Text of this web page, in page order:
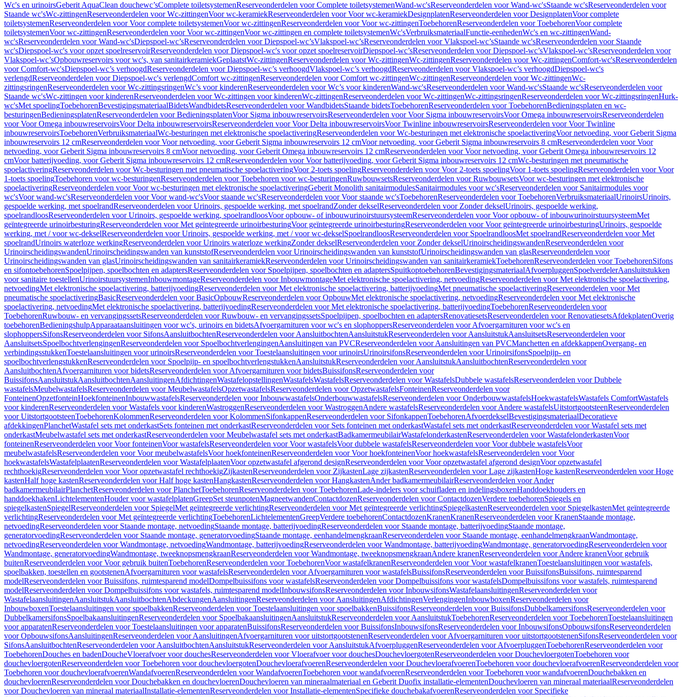
Wc's en urinoirsGeberit AquaClean douchewc’sComplete toiletsystemenReserveonderdelen voor Complete toiletsystemenWand-wc'sReserveonderdelen voor Wand-wc'sStaande wc'sReserveonderdelen voor
Staande wc'sWc-zittingenReserveonderdelen voor Wc-zittingenVoor wc-keramiekReserveonderdelen voor Voor wc-keramiekDesignplatenReserveonderdelen voor DesignplatenVoor complete
toiletsystemenReserveonderdelen voor Voor complete toiletsystemenVoor wc-zittingenReserveonderdelen voor Voor wc-zittingenToebehorenReserveonderdelen voor ToebehorenVoor complete
toiletsystemenVoor wc-zittingenReserveonderdelen voor Voor wc-zittingenVoor wc-zittingen en complete toiletsystemenWc'sVerbruiksmateriaalFunctie-eenhedenWc's en wc-zittingenWand-
wc'sReserveonderdelen voor Wand-wc'sDiepspoel-wc’sReserveonderdelen voor Diepspoel-wc’sVlakspoel-wc’sReserveonderdelen voor Vlakspoel-wc’sStaande wc'sReserveonderdelen voor Staande
wc'sDiepspoel-wc's voor opzet spoelreservoirReserveonderdelen voor Diepspoel-wc's voor opzet spoelreservoirDiepspoel-wc’sReserveonderdelen voor Diepspoel-wc’sVlakspoel-wc’sReserveonderdelen voor
Vlakspoel-wc’sOpbouwreservoirs voor wc's, van sanitairkeramiekGeplaatstWc-zittingenReserveonderdelen voor Wc-zittingenWc-zittingenReserveonderdelen voor Wc-zittingenComfort-wc'sReserveonderdelen
voor Comfort-wc'sDiepspoel-wc’s verhoogdReserveonderdelen voor Diepspoel-wc’s verhoogdVlakspoel-wc’s verhoogdReserveonderdelen voor Vlakspoel-wc’s verhoogdDiepspoel-wc's
verlengdReserveonderdelen voor Diepspoel-wc's verlengdComfort wc-zittingenReserveonderdelen voor Comfort wc-zittingenWc-zittingenReserveonderdelen voor Wc-zittingenWc-
zittingsringenReserveonderdelen voor Wc-zittingsringenWc’s voor kinderenReserveonderdelen voor Wc’s voor kinderenWand-wc'sReserveonderdelen voor Wand-wc'sStaande wc'sReserveonderdelen voor
Staande wc'sWc-zittingen voor kinderenReserveonderdelen voor Wc-zittingen voor kinderenWc-zittingenReserveonderdelen voor Wc-zittingenWc-zittingsringenReserveonderdelen voor Wc-zittingsringenHurk-
wc'sMet spoelingToebehorenBevestigingsmateriaalBidetsWandbidetsReserveonderdelen voor WandbidetsStaande bidetsToebehorenReserveonderdelen voor ToebehorenBedieningsplaten en wc-
besturingenBedieningsplatenReserveonderdelen voor BedieningsplatenVoor Sigma inbouwreservoirsReserveonderdelen voor Voor Sigma inbouwreservoirsVoor Omega inbouwreservoirsReserveonderdelen
voor Voor Omega inbouwreservoirsVoor Delta inbouwreservoirsReserveonderdelen voor Voor Delta inbouwreservoirsVoor Twinline inbouwreservoirsReserveonderdelen voor Voor Twinline
inbouwreservoirsToebehorenVerbruiksmateriaalWc-besturingen met elektronische spoelactiveringReserveonderdelen voor Wc-besturingen met elektronische spoelactiveringVoor netvoeding, voor Geberit Sigma
inbouwreservoirs 12 cmReserveonderdelen voor Voor netvoeding, voor Geberit Sigma inbouwreservoirs 12 cmVoor netvoeding, voor Geberit Sigma inbouwreservoirs 8 cmReserveonderdelen voor Voor
netvoeding, voor Geberit Sigma inbouwreservoirs 8 cmVoor netvoeding, voor Geberit Omega inbouwreservoirs 12 cmReserveonderdelen voor Voor netvoeding, voor Geberit Omega inbouwreservoirs 12
cmVoor batterijvoeding, voor Geberit Sigma inbouwreservoirs 12 cmReserveonderdelen voor Voor batterijvoeding, voor Geberit Sigma inbouwreservoirs 12 cmWc-besturingen met pneumatische
spoelactiveringReserveonderdelen voor Wc-besturingen met pneumatische spoelactiveringVoor 2-toets spoelingReserveonderdelen voor Voor 2-toets spoelingVoor 1-toets spoelingReserveonderdelen voor Voor
1-toets spoelingToebehoren voor wc-besturingenReserveonderdelen voor Toebehoren voor wc-besturingenRuwbouwsetsReserveonderdelen voor RuwbouwsetsVoor wc-besturingen met elektronische
spoelactiveringReserveonderdelen voor Voor wc-besturingen met elektronische spoelactiveringGeberit Monolith sanitairmodulesSanitairmodules voor wc'sReserveonderdelen voor Sanitairmodules voor
wc'sVoor wand-wc'sReserveonderdelen voor Voor wand-wc'sVoor staande wc'sReserveonderdelen voor Voor staande wc'sToebehorenReserveonderdelen voor ToebehorenVerbruiksmateriaalUrinoirsUrinoirs,
gespoelde werking, met spoelrandReserveonderdelen voor Urinoirs, gespoelde werking, met spoelrandZonder dekselReserveonderdelen voor Zonder dekselUrinoirs, gespoelde werking,
spoelrandloosReserveonderdelen voor Urinoirs, gespoelde werking, spoelrandloosVoor opbouw- of inbouwurinoirstuursysteemReserveonderdelen voor Voor opbouw- of inbouwurinoirstuursysteemMet
geïntegreerde urinoirbesturingReserveonderdelen voor Met geïntegreerde urinoirbesturingVoor geïntegreerde urinoirbesturingReserveonderdelen voor Voor geïntegreerde urinoirbesturingUrinoirs, gespoelde
werking, met / voor wc-dekselReserveonderdelen voor Urinoirs, gespoelde werking, met / voor wc-dekselSpoelrandloosReserveonderdelen voor SpoelrandloosMet spoelrandReserveonderdelen voor Met
spoelrandUrinoirs waterloze werkingReserveonderdelen voor Urinoirs waterloze werkingZonder dekselReserveonderdelen voor Zonder dekselUrinoirscheidingswandenReserveonderdelen voor
UrinoirscheidingswandenUrinoirscheidingswanden van kunststofReserveonderdelen voor Urinoirscheidingswanden van kunststofUrinoirscheidingswanden van glasReserveonderdelen voor
Urinoirscheidingswanden van glasUrinoirscheidingswanden van sanitairkeramiekReserveonderdelen voor Urinoirscheidingswanden van sanitairkeramiekToebehorenReserveonderdelen voor ToebehorenSifons
en sifontoebehorenSpoelpijpen, spoelbochten en adaptersReserveonderdelen voor Spoelpijpen, spoelbochten en adaptersSpuitkoptoebehorenBevestigingsmateriaalAfvoerpluggenSpoelverdelerAansluitstukken
voor sanitaire toestellenUrinoirstuursystemenInbouwmontageReserveonderdelen voor InbouwmontageMet elektronische spoelactivering, netvoedingReserveonderdelen voor Met elektronische spoelactivering,
netvoedingMet elektronische spoelactivering, batterijvoedingReserveonderdelen voor Met elektronische spoelactivering, batterijvoedingMet pneumatische spoelactiveringReserveonderdelen voor Met
pneumatische spoelactiveringBasicReserveonderdelen voor BasicOpbouwReserveonderdelen voor OpbouwMet elektronische spoelactivering, netvoedingReserveonderdelen voor Met elektronische
spoelactivering, netvoedingMet elektronische spoelactivering, batterijvoedingReserveonderdelen voor Met elektronische spoelactivering, batterijvoedingToebehorenReserveonderdelen voor
ToebehorenRuwbouw- en vervangingssetsReserveonderdelen voor Ruwbouw- en vervangingssetsSpoelpijpen, spoelbochten en adaptersRenovatiesetsReserveonderdelen voor RenovatiesetsAfdekplatenOverig
toebehorenBedieningshulpApparaataansluitingen voor wc's, urinoirs en bidetsAfvoergarnituren voor wc's en slophoppersReserveonderdelen voor Afvoergarnituren voor wc's en
slophoppersSifonsReserveonderdelen voor SifonsAansluitbochtenReserveonderdelen voor AansluitbochtenAansluitstukReserveonderdelen voor AansluitstukAansluitsetsReserveonderdelen voor
AansluitsetsSpoelbochtverlengingenReserveonderdelen voor SpoelbochtverlengingenAansluitingen van PVCReserveonderdelen voor Aansluitingen van PVCManchetten en afdekkappenOvergang- en
verbindingsstukkenToestelaansluitingen voor urinoirsReserveonderdelen voor Toestelaansluitingen voor urinoirsUrinoirsifonsReserveonderdelen voor UrinoirsifonsSpoelpijp- en
spoelbochtverlengstukkenReserveonderdelen voor Spoelpijp- en spoelbochtverlengstukkenAansluitstukReserveonderdelen voor AansluitstukAansluitbochtenReserveonderdelen voor
AansluitbochtenAfvoergarnituren voor bidetsReserveonderdelen voor Afvoergarnituren voor bidetsBuissifonsReserveonderdelen voor
BuissifonsAansluitstukAansluitbochtenAansluitingenAfdichtingenWastafelopstellingenWastafelsWastafelsReserveonderdelen voor WastafelsDubbele wastafelsReserveonderdelen voor Dubbele
wastafelsMeubelwastafelsReserveonderdelen voor MeubelwastafelsOpzetwastafelsReserveonderdelen voor OpzetwastafelsFonteinenReserveonderdelen voor
FonteinenOpzetfonteinHoekfonteinenInbouwwastafelsReserveonderdelen voor InbouwwastafelsOnderbouwwastafelsReserveonderdelen voor OnderbouwwastafelsHoekwastafelsWastafels ComfortWastafels
voor kinderenReserveonderdelen voor Wastafels voor kinderenWastroggenReserveonderdelen voor WastroggenAndere wastafelsReserveonderdelen voor Andere wastafelsUitstortgootsteenReserveonderdelen
voor UitstortgootsteenToebehorenKolommenReserveonderdelen voor KolommenSifonkappenReserveonderdelen voor SifonkappenToebehorenAfvoerdekselBevestigingsmateriaalDecoratieve
afdekkingenPlanchetWastafel sets met onderkastSets fonteinen met onderkastReserveonderdelen voor Sets fonteinen met onderkastWastafel sets met onderkastReserveonderdelen voor Wastafel sets met
onderkastMeubelwastafel sets met onderkastReserveonderdelen voor Meubelwastafel sets met onderkastBadkamermeubilairWastafelonderkastenReserveonderdelen voor WastafelonderkastenVoor
fonteinenReserveonderdelen voor Voor fonteinenVoor wastafelsReserveonderdelen voor Voor wastafelsVoor dubbele wastafelsReserveonderdelen voor Voor dubbele wastafelsVoor
meubelwastafelsReserveonderdelen voor Voor meubelwastafelsVoor hoekfonteinenReserveonderdelen voor Voor hoekfonteinenVoor hoekwastafelsReserveonderdelen voor Voor
hoekwastafelsWastafelplaatenReserveonderdelen voor WastafelplaatenVoor opzetwastafel afgerond designReserveonderdelen voor Voor opzetwastafel afgerond designVoor opzetwastafel
rechthoekigReserveonderdelen voor Voor opzetwastafel rechthoekigZijkastenReserveonderdelen voor ZijkastenLage zijkastenReserveonderdelen voor Lage zijkastenHoge kastenReserveonderdelen voor Hoge
kastenHalf hoge kastenReserveonderdelen voor Half hoge kastenHangkastenReserveonderdelen voor HangkastenAnder badkamermeubilairReserveonderdelen voor Ander
badkamermeubilairPlanchetReserveonderdelen voor PlanchetToebehorenReserveonderdelen voor ToebehorenLade-indelers voor schuifladen en indelingsboxenHanddoekhouders en
handdoekhakenLichtelementenHouder voor wastafelplatenGreepSet steunpotenMagneetwandenContactdozenReserveonderdelen voor ContactdozenVerdere toebehorenSpiegels en
spiegelkastenSpiegelReserveonderdelen voor SpiegelMet geïntegreerde verlichtingReserveonderdelen voor Met geïntegreerde verlichtingSpiegelkastenReserveonderdelen voor SpiegelkastenMet geïntegreerde
verlichtingReserveonderdelen voor Met geïntegreerde verlichtingToebehorenLichtelementenGreepVerdere toebehorenContactdozenKranenKranenReserveonderdelen voor KranenStaande montage,
netvoedingReserveonderdelen voor Staande montage, netvoedingStaande montage, batterijvoedingReserveonderdelen voor Staande montage, batterijvoedingStaande montage,
generatorvoedingReserveonderdelen voor Staande montage, generatorvoedingStaande montage, eenhandelmengkraanReserveonderdelen voor Staande montage, eenhandelmengkraanWandmontage,
netvoedingReserveonderdelen voor Wandmontage, netvoedingWandmontage, batterijvoedingReserveonderdelen voor Wandmontage, batterijvoedingWandmontage, generatorvoedingReserveonderdelen voor
Wandmontage, generatorvoedingWandmontage, tweeknopsmengkraanReserveonderdelen voor Wandmontage, tweeknopsmengkraanAndere kranenReserveonderdelen voor Andere kranenVoor gebruik
buitenReserveonderdelen voor Voor gebruik buitenToebehorenReserveonderdelen voor ToebehorenVoor wastafelkranenReserveonderdelen voor Voor wastafelkranenToestelaansluitingen voor wastafels,
spoelbakken, toestellen en gootstenenAfvoergarnituren voor wastafelsReserveonderdelen voor Afvoergarnituren voor wastafelsBuissifonsReserveonderdelen voor BuissifonsBuissifons, ruimtesparend
modelReserveonderdelen voor Buissifons, ruimtesparend modelDompelbuissifons voor wastafelsReserveonderdelen voor Dompelbuissifons voor wastafelsDompelbuissifons voor wastafels, ruimtesparend
modelReserveonderdelen voor Dompelbuissifons voor wastafels, ruimtesparend modelInbouwsifonsReserveonderdelen voor InbouwsifonsWastafelaansluitingenReserveonderdelen voor
WastafelaansluitingenAansluitstukAansluitbochtenAbdeckungenAansluitingenReserveonderdelen voor AansluitingenAfdichtingenVerlengingenInbouwboxenReserveonderdelen voor
InbouwboxenToestelaansluitingen voor spoelbakkenReserveonderdelen voor Toestelaansluitingen voor spoelbakkenBuissifonsReserveonderdelen voor BuissifonsDubbelkamersifonsReserveonderdelen voor
DubbelkamersifonsSpoelbakaansluitingenReserveonderdelen voor SpoelbakaansluitingenAansluitstukReserveonderdelen voor AansluitstukToebehorenReserveonderdelen voor ToebehorenToestelaansluitingen
voor apparatenReserveonderdelen voor Toestelaansluitingen voor apparatenBuissifonsReserveonderdelen voor BuissifonsInbouwsifonsReserveonderdelen voor InbouwsifonsOpbouwsifonsReserveonderdelen
voor OpbouwsifonsAansluitingenReserveonderdelen voor AansluitingenAfvoergarnituren voor uitstortgootstenenReserveonderdelen voor Afvoergarnituren voor uitstortgootstenenSifonsReserveonderdelen voor
SifonsAansluitbochtenReserveonderdelen voor AansluitbochtenAansluitstukReserveonderdelen voor AansluitstukAfvoerpluggenReserveonderdelen voor AfvoerpluggenToebehorenReserveonderdelen voor
ToebehorenDouches en badenDoucheVloerafvoer voor douchesReserveonderdelen voor Vloerafvoer voor douchesDouchevloergotenReserveonderdelen voor DouchevloergotenToebehoren voor
douchevloergotenReserveonderdelen voor Toebehoren voor douchevloergotenDouchevloerafvoerenReserveonderdelen voor DouchevloerafvoerenToebehoren voor douchevloerafvoerenReserveonderdelen voor
Toebehoren voor douchevloerafvoerenWandafvoerenReserveonderdelen voor WandafvoerenToebehoren voor wandafvoerenReserveonderdelen voor Toebehoren voor wandafvoerenDouchebakken en
douchevloerenReserveonderdelen voor Douchebakken en douchevloerenDouchevloeren van mineraalmateriaal en Geberit Duofix installatie-elementenDouchevloeren van mineraal materiaalReserveonderdelen
voor Douchevloeren van mineraal materiaalInstallatie-elementenReserveonderdelen voor Installatie-elementenSpecifieke douchebakafvoerenReserveonderdelen voor Specifieke